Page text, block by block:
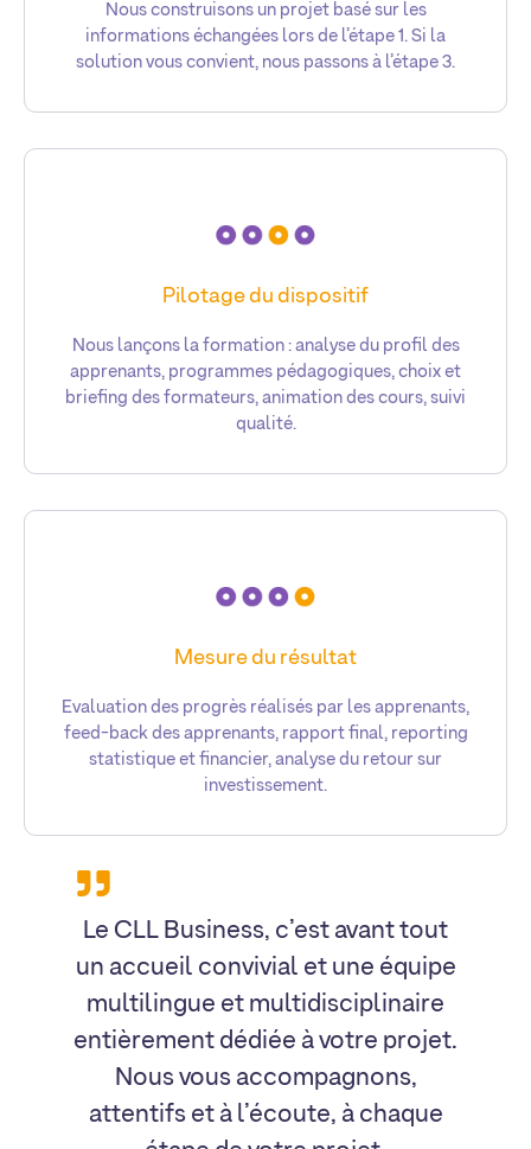
Nous construisons un projet basé sur les
informations échangées lors de l’étape 1. Si la
solution vous convient, nous passons à l’étape 3.
Pilotage du dispositif
Nous lançons la formation : analyse du profil des
apprenants, programmes pédagogiques, choix et
briefing des formateurs, animation des cours, suivi
qualité.
Mesure du résultat
Evaluation des progrès réalisés par les apprenants,
feed-back des apprenants, rapport final, reporting
statistique et financier, analyse du retour sur
investissement.
Le CLL Business, c’est avant tout
un accueil convivial et une équipe
multilingue et multidisciplinaire
entièrement dédiée à votre projet.
Nous vous accompagnons,
attentifs et à l’écoute, à chaque